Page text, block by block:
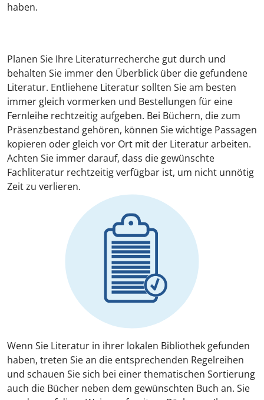
haben.
Planen Sie Ihre Literaturrecherche gut durch und
behalten Sie immer den Überblick über die gefundene
Literatur. Entliehene Literatur sollten Sie am besten
immer gleich vormerken und Bestellungen für eine
Fernleihe rechtzeitig aufgeben. Bei Büchern, die zum
Präsenzbestand gehören, können Sie wichtige Passagen
kopieren oder gleich vor Ort mit der Literatur arbeiten.
Achten Sie immer darauf, dass die gewünschte
Fachliteratur rechtzeitig verfügbar ist, um nicht unnötig
Zeit zu verlieren.
Wenn Sie Literatur in ihrer lokalen Bibliothek gefunden
haben, treten Sie an die entsprechenden Regelreihen
und schauen Sie sich bei einer thematischen Sortierung
auch die Bücher neben dem gewünschten Buch an. Sie